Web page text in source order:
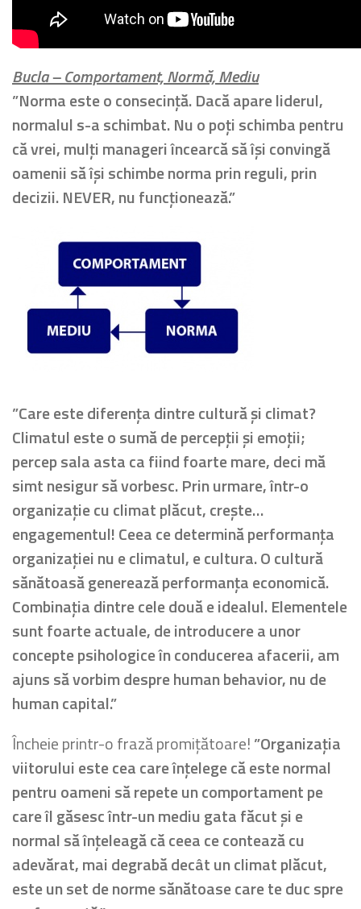
Bucla – Comportament, Normă, Mediu
”Norma este o consecință. Dacă apare liderul,
normalul s-a schimbat. Nu o poți schimba pentru
că vrei, mulți manageri încearcă să își convingă
oamenii să își schimbe norma prin reguli, prin
decizii. NEVER, nu funcționează.”
”Care este diferența dintre cultură și climat?
Climatul este o sumă de percepții și emoții;
percep sala asta ca fiind foarte mare, deci mă
simt nesigur să vorbesc. Prin urmare, într-o
organizație cu climat plăcut, crește…
engagementul! Ceea ce determină performanța
organizației nu e climatul, e cultura. O cultură
sănătoasă generează performanța economică.
Combinația dintre cele două e idealul. Elementele
sunt foarte actuale, de introducere a unor
concepte psihologice în conducerea afacerii, am
ajuns să vorbim despre human behavior, nu de
human capital.”
Încheie printr-o frază promițătoare!”Organizația
viitorului este cea care înțelege că este normal
pentru oameni să repete un comportament pe
care îl găsesc într-un mediu gata făcut și e
normal să înțeleagă că ceea ce contează cu
adevărat, mai degrabă decât un climat plăcut,
este un set de norme sănătoase care te duc spre